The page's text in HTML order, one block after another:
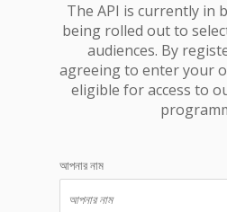
The API is currently in
being rolled out to
audiences. By
agreeing to enter your
eligible for access to
আপনার নাম